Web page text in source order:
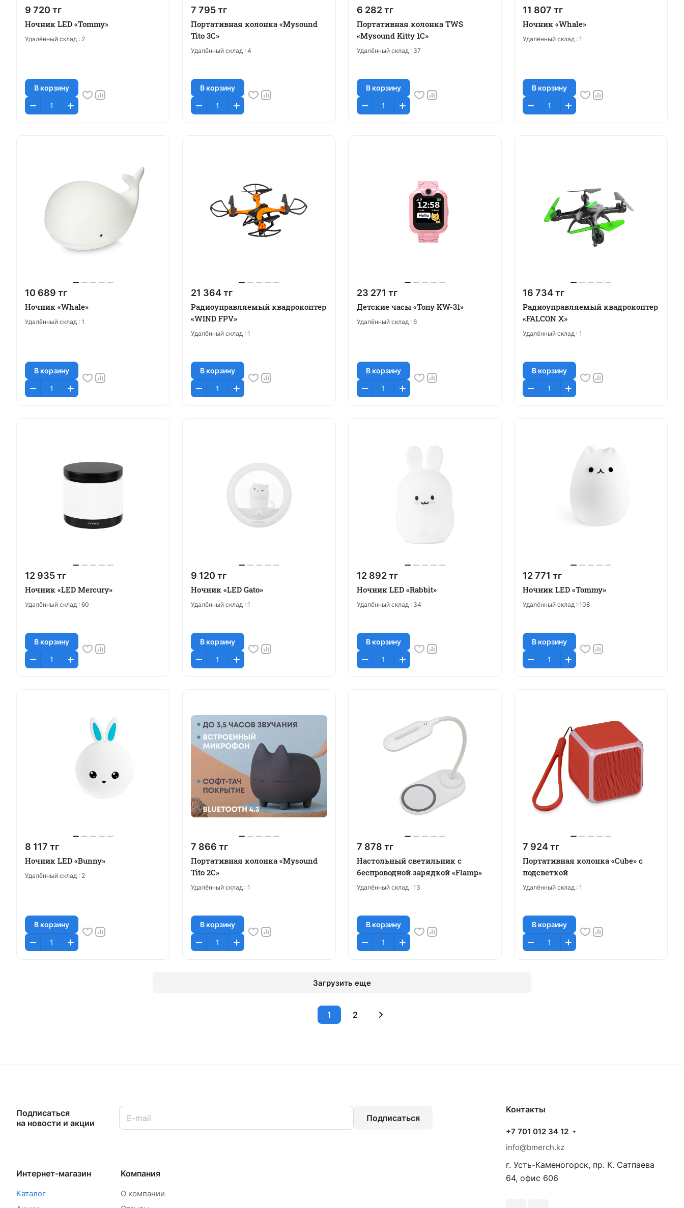
9 720 тг
Ночник LED «Tommy»
Удалённый склад : 2
В корзину
7 795 тг
Портативная колонка «Mysound
Tito 3C»
Удалённый склад : 4
В корзину
6 282 тг
Портативная колонка TWS
«Mysound Kitty 1C»
Удалённый склад : 37
В корзину
11 807 тг
Ночник «Whale»
Удалённый склад : 1
В корзину
10 689 тг
Ночник «Whale»
Удалённый склад : 1
В корзину
21 364 тг
Радиоуправляемый квадрокоптер
«WIND FPV»
Удалённый склад : 1
В корзину
23 271 тг
Детские часы «Tony KW-31»
Удалённый склад : 6
В корзину
16 734 тг
Радиоуправляемый квадрокоптер
«FALCON X»
Удалённый склад : 1
В корзину
12 935 тг
Ночник «LED Mercury»
Удалённый склад : 60
В корзину
9 120 тг
Ночник «LED Gato»
Удалённый склад : 1
В корзину
12 892 тг
Ночник LED «Rabbit»
Удалённый склад : 34
В корзину
12 771 тг
Ночник LED «Tommy»
Удалённый склад : 108
В корзину
8 117 тг
Ночник LED «Bunny»
Удалённый склад : 2
В корзину
7 866 тг
Портативная колонка «Mysound
Tito 2C»
Удалённый склад : 1
В корзину
7 878 тг
Настольный светильник с
беспроводной зарядкой «Flamp»
Удалённый склад : 13
В корзину
7 924 тг
Портативная колонка «Cube» с
подсветкой
Удалённый склад : 1
В корзину
Загрузить еще
1 2
Подписаться
на новости и акции
Подписаться
Интернет-магазин
Каталог
Компания
О компании
Контакты
+7 701 012 34 12
info@bmerch.kz
г. Усть-Каменогорск, пр. К. Сатпаева
64, офис 606